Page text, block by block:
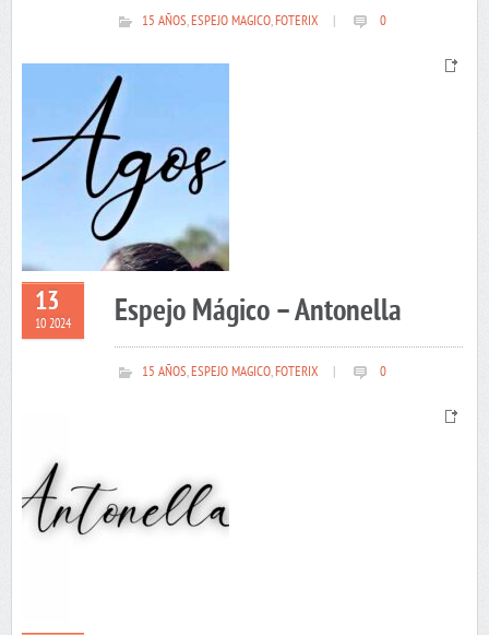
15 AÑOS,ESPEJO MAGICO,FOTERIX 0
13
10 2024 Espejo Mágico – Antonella
15 AÑOS,ESPEJO MAGICO,FOTERIX 0